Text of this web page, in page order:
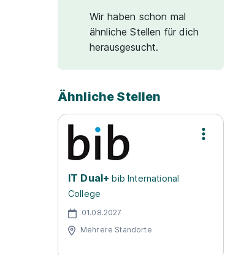
Wir haben schon mal
ähnliche Stellen für dich
herausgesucht.
Ähnliche Stellen
IT Dual+ bib International
College
01.08.2027
Mehrere Standorte